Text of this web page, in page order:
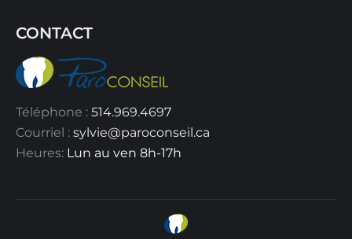
CONTACT
Téléphone : 514.969.4697
Courriel : sylvie@paroconseil.ca
Heures: Lun au ven 8h-17h